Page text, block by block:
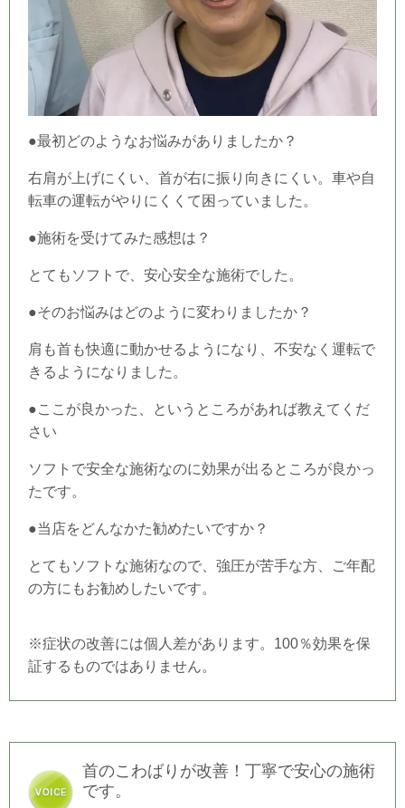
●最初どのようなお悩みがありましたか？
右肩が上げにくい、首が右に振り向きにくい。車や自
転車の運転がやりにくくて困っていました。
●施術を受けてみた感想は？
とてもソフトで、安心安全な施術でした。
●そのお悩みはどのように変わりましたか？
肩も首も快適に動かせるようになり、不安なく運転で
きるようになりました。
●ここが良かった、というところがあれば教えてくだ
さい
ソフトで安全な施術なのに効果が出るところが良かっ
たです。
●当店をどんなかた勧めたいですか？
とてもソフトな施術なので、強圧が苦手な方、ご年配
の方にもお勧めしたいです。
※症状の改善には個人差があります。100％効果を保
証するものではありません。
首のこわばりが改善！丁寧で安心の施術
です。